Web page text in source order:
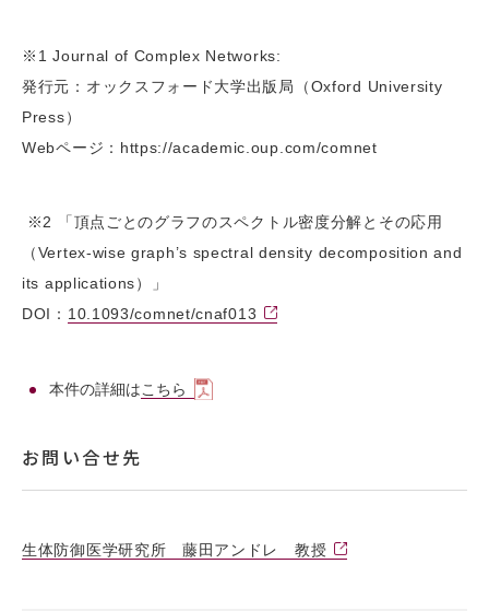
※1 Journal of Complex Networks:
発行元：オックスフォード大学出版局（Oxford University
Press）
Webページ：https://academic.oup.com/comnet
※2 「頂点ごとのグラフのスペクトル密度分解とその応用
（Vertex-wise graph’s spectral density decomposition and
its applications）」
DOI： 10.1093/comnet/cnaf013
本件の詳細はこちら
お問い合せ先
生体防御医学研究所 藤田アンドレ 教授